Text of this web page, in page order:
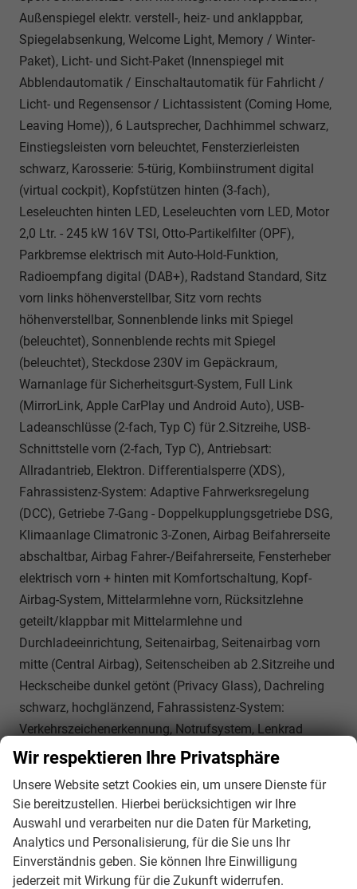
Außenspiegel elektr. verstell-, heiz- und anklappbar,
Spiegelabsenkung, Welcome Light, Memory / Winter-
Paket), Licht- und Sicht-Paket (Innenspiegel mit
Abblendautomatik / Einschaltautomatik für Fahrlicht /
Licht- und Regensensor / Lichtassistent (Coming Home,
Leaving Home)), 6 Lautsprecher, Dachhimmel schwarz,
Einstiegsleisten vorn beleuchtet, Fensterzierleisten
schwarz, Karosserie: 5-türig, Kombiinstrument digital
(virtual cockpit), Kopfstützen hinten (3-fach),
Leseleuchten hinten LED, Leseleuchten vorn LED, Motor
2,0 Ltr. - 245 kW 16V TSI, Otto-Partikelfilter (OPF),
Parkbremse elektrisch mit Auto-Hold-Funktion,
Radioempfang digital (DAB+), Radstand Standard, Sitz
vorn links höhenverstellbar, Sitz vorn rechts
höhenverstellbar, Sonnenblende links mit Spiegel
(beleuchtet), Sonnenblende rechts mit Spiegel
(beleuchtet), Steckdose 230V im Gepäckraum,
Warnanlage für Sicherheitsgurt-System, Full Link
(MirrorLink, Apple CarPlay und Android Auto), USB-
Ladeanschlüsse (2-fach, Typ C) für 2.Sitzreihe, USB-
Schnittstelle vorn (2-fach, Typ C), Antriebsart:
Allradantrieb, Elektron. Differentialsperre (XDS),
Fahrassistenz-System: Adaptive Fahrwerksregelung
(DCC), Getriebe 7-Gang - Doppelkupplungsgetriebe DSG,
Klimaanlage Climatronic 3-Zonen, Airbag Beifahrerseite
abschaltbar, Airbag Fahrer-/Beifahrerseite, Fensterheber
elektrisch vorn + hinten mit Komfortschaltung, Kopf-
Airbag-System, Mittelarmlehne vorn, Rücksitzlehne
geteilt/klappbar mit Mittelarmlehne und
Durchladeeinrichtung, Seitenairbag, Seitenairbag vorn
mitte (Central Airbag), Seitenscheiben ab 2.Sitzreihe und
Heckscheibe dunkel getönt (Privacy Glass), Dachreling
schwarz, hochglänzend, Fahrassistenz-System:
Verkehrszeichenerkennung, Notrufsystem, Lenkrad
heizbar (CUPRA Supersport, Leder) mit Multifunktion
und Schaltfunktion, Außenspiegel elektr. verstell-, heiz-
und anklappbar mit Spiegelabsenkung und Welcome
Light, Fahrassistenz-System: Fernlichtassistent,
Einparkhilfe vorn und hinten, Fahrassistenz-System:
Ablenkungs- und Müdigkeitserkennung, Fahrassistenz-
System: Müdigkeitserkennung, Fahrassistenz-System:
Wir respektieren Ihre Privatsphäre
Unsere Website setzt Cookies ein, um unsere Dienste für
Sie bereitzustellen. Hierbei berücksichtigen wir Ihre
Auswahl und verarbeiten nur die Daten für Marketing,
Analytics und Personalisierung, für die Sie uns Ihr
Einverständnis geben. Sie können Ihre Einwilligung
jederzeit mit Wirkung für die Zukunft widerrufen.